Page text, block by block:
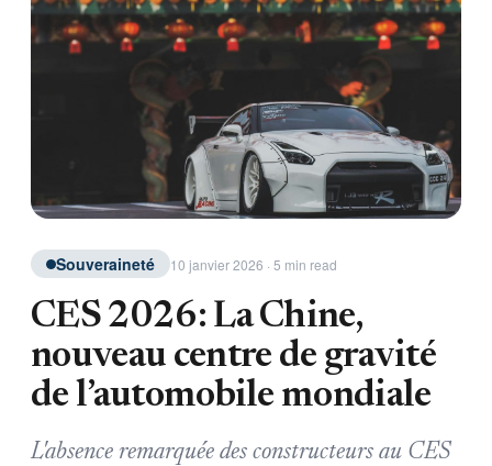
Souveraineté 10 janvier 2026 · 5 min read
CES 2026: La Chine,
nouveau centre de gravité
de l’automobile mondiale
L'absence remarquée des constructeurs au CES